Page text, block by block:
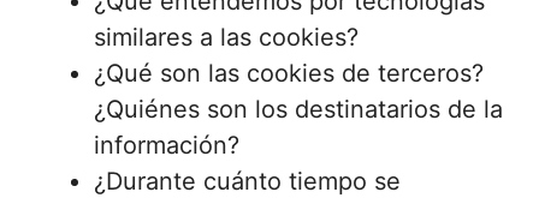
similares a las cookies?
¿Qué son las cookies de terceros?
¿Quiénes son los destinatarios de la
información?
¿Durante cuánto tiempo se